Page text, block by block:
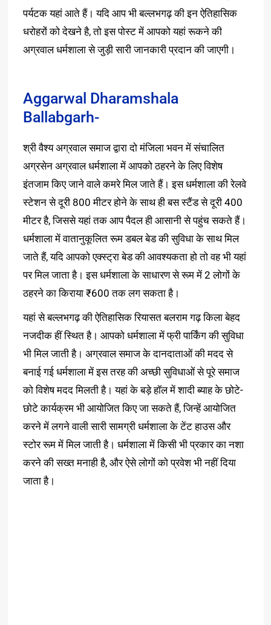
पर्यटक यहां आते हैं। यदि आप भी बल्लभगढ़ की इन ऐतिहासिक
धरोहरों को देखने है, तो इस पोस्ट में आपको यहां रूकने की
अग्रवाल धर्मशाला से जुड़ी सारी जानकारी प्रदान की जाएगी।
Aggarwal Dharamshala
Ballabgarh-
श्री वैश्य अग्रवाल समाज द्वारा दो मंजिला भवन में संचालित
अग्रसेन अग्रवाल धर्मशाला में आपको ठहरने के लिए विशेष
इंतजाम किए जाने वाले कमरे मिल जाते हैं। इस धर्मशाला की रेलवे
स्टेशन से दूरी 800 मीटर होने के साथ ही बस स्टैंड से दूरी 400
मीटर है, जिससे यहां तक आप पैदल ही आसानी से पहुंच सकते हैं।
धर्मशाला में वातानुकूलित रूम डबल बेड की सुविधा के साथ मिल
जाते हैं, यदि आपको एक्स्ट्रा बेड की आवश्यकता हो तो वह भी यहां
पर मिल जाता है। इस धर्मशाला के साधारण से रूम में 2 लोगों के
ठहरने का किराया ₹600 तक लग सकता है।
यहां से बल्लभगढ़ की ऐतिहासिक रियासत बलराम गढ़ किला बेहद
नजदीक हीं स्थित है। आपको धर्मशाला में फ्री पार्किंग की सुविधा
भी मिल जाती है। अग्रवाल समाज के दानदाताओं की मदद से
बनाई गई धर्मशाला में इस तरह की अच्छी सुविधाओं से पूरे समाज
को विशेष मदद मिलती है। यहां के बड़े हॉल में शादी ब्याह के छोटे-
छोटे कार्यक्रम भी आयोजित किए जा सकते हैं, जिन्हें आयोजित
करने में लगने वाली सारी सामग्री धर्मशाला के टेंट हाउस और
स्टोर रूम में मिल जाती है। धर्मशाला में किसी भी प्रकार का नशा
करने की सख्त मनाही है, और ऐसे लोगों को प्रवेश भी नहीं दिया
जाता है।